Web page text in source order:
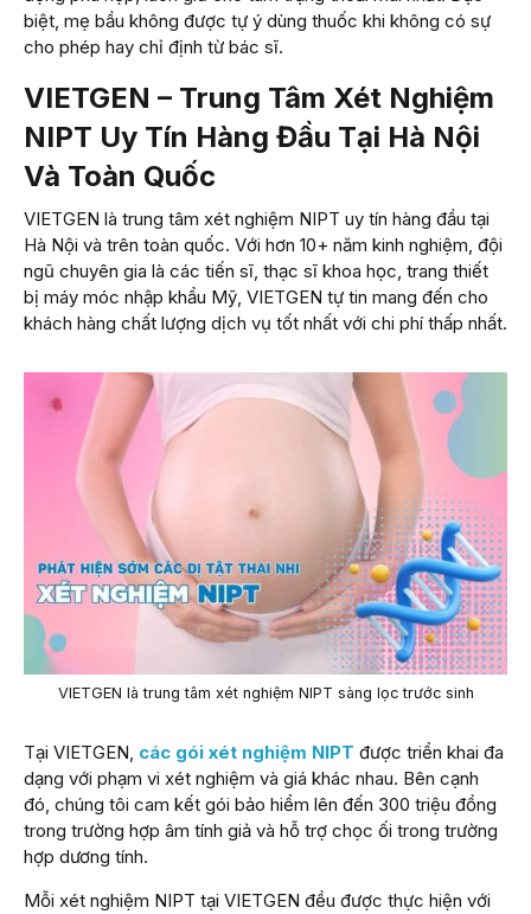
biệt, mẹ bầu không được tự ý dùng thuốc khi không có sự
cho phép hay chỉ định từ bác sĩ.
VIETGEN – Trung Tâm Xét Nghiệm
NIPT Uy Tín Hàng Đầu Tại Hà Nội
Và Toàn Quốc
VIETGEN là trung tâm xét nghiệm NIPT uy tín hàng đầu tại
Hà Nội và trên toàn quốc. Với hơn 10+ năm kinh nghiệm, đội
ngũ chuyên gia là các tiến sĩ, thạc sĩ khoa học, trang thiết
bị máy móc nhập khẩu Mỹ, VIETGEN tự tin mang đến cho
khách hàng chất lượng dịch vụ tốt nhất với chi phí thấp nhất.
VIETGEN là trung tâm xét nghiệm NIPT sàng lọc trước sinh
Tại VIETGEN, các gói xét nghiệm NIPT được triển khai đa
dạng với phạm vi xét nghiệm và giá khác nhau. Bên cạnh
đó, chúng tôi cam kết gói bảo hiểm lên đến 300 triệu đồng
trong trường hợp âm tính giả và hỗ trợ chọc ối trong trường
hợp dương tính.
Mỗi xét nghiệm NIPT tại VIETGEN đều được thực hiện với